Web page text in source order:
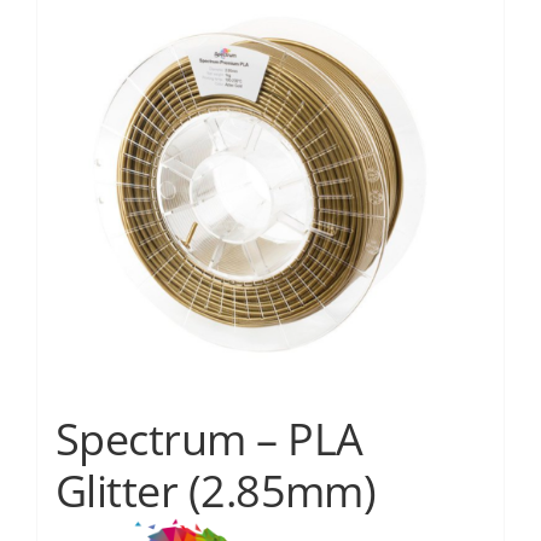
Services
Academy
Software
Blog
Spectrum – PLA
Glitter (2.85mm)